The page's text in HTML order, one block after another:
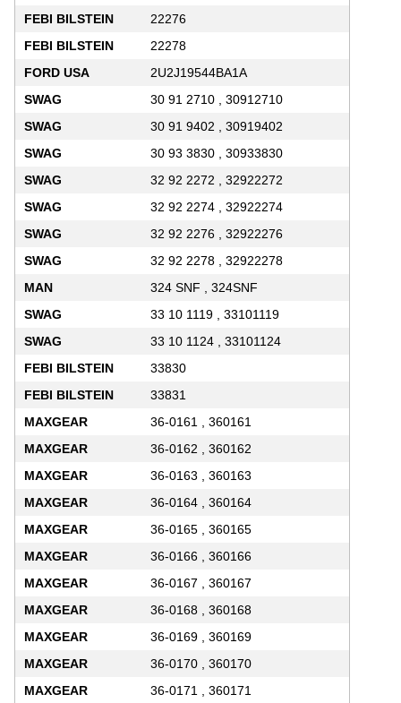
FEBI BILSTEIN
22276
FEBI BILSTEIN
22278
FORD USA
2U2J19544BA1A
SWAG
30 91 2710 , 30912710
SWAG
30 91 9402 , 30919402
SWAG
30 93 3830 , 30933830
SWAG
32 92 2272 , 32922272
SWAG
32 92 2274 , 32922274
SWAG
32 92 2276 , 32922276
SWAG
32 92 2278 , 32922278
MAN
324 SNF , 324SNF
SWAG
33 10 1119 , 33101119
SWAG
33 10 1124 , 33101124
FEBI BILSTEIN
33830
FEBI BILSTEIN
33831
MAXGEAR
36-0161 , 360161
MAXGEAR
36-0162 , 360162
MAXGEAR
36-0163 , 360163
MAXGEAR
36-0164 , 360164
MAXGEAR
36-0165 , 360165
MAXGEAR
36-0166 , 360166
MAXGEAR
36-0167 , 360167
MAXGEAR
36-0168 , 360168
MAXGEAR
36-0169 , 360169
MAXGEAR
36-0170 , 360170
MAXGEAR
36-0171 , 360171